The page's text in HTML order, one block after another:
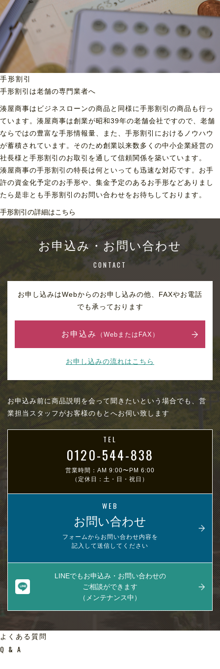
手形割引
手形割引は老舗の専門業者へ
湊屋商事はビジネスローンの商品と同様に手形割引の商品も行っ
ています。湊屋商事は創業が昭和39年の老舗会社ですので、老舗
ならではの豊富な手形情報量、また、手形割引におけるノウハウ
が蓄積されています。そのため創業以来数多くの中小企業経営の
社長様と手形割引のお取引を通して信頼関係を築いています。
湊屋商事の手形割引の特長は何といっても迅速な対応です。お手
許の資金化予定のお手形や、集金予定のあるお手形などありまし
たら是非とも手形割引のお問い合わせをお待ちしております。
手形割引の詳細はこちら
お申込み・お問い合わせ
CONTACT
お申し込みはWebからのお申し込みの他、FAXやお電話
でも承っております
お申込み （WebまたはFAX）
お申し込みの流れはこちら
お申込み前に商品説明を会って聞きたいという場合でも、営
業担当スタッフがお客様のもとへお伺い致します
TEL
0120-544-838
営業時間：AM 9:00〜PM 6:00
（定休日：土・日・祝日）
WEB
お問い合わせ
フォームからお問い合わせ内容を
記入して送信してください
LINEでもお申込み・お問い合わせの
ご相談ができます
（メンテナンス中）
よくある質問
Q & A